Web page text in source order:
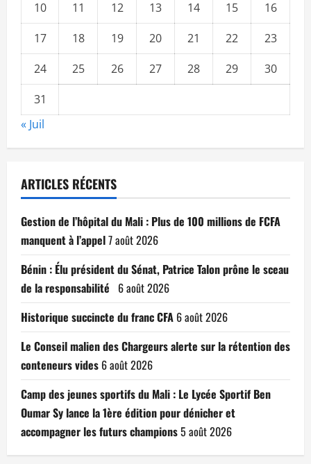
10
11 12 13 14 15
16
17
18 19 20 21 22
23
24
25 26 27 28 29
30
31
« Juil
ARTICLES RÉCENTS
Gestion de l’hôpital du Mali : Plus de 100 millions de FCFA
manquent à l’appel7 août 2026
Bénin : Élu président du Sénat, Patrice Talon prône le sceau
de la responsabilité 6 août 2026
Historique succincte du franc CFA 6 août 2026
Le Conseil malien des Chargeurs alerte sur la rétention des
conteneurs vides 6 août 2026
Camp des jeunes sportifs du Mali : Le Lycée Sportif Ben
Oumar Sy lance la 1ère édition pour dénicher et
accompagner les futurs champions5 août 2026